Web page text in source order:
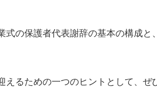
式の保護者代表謝辞の基本の構成と
えるための一つのヒントとして、ぜ